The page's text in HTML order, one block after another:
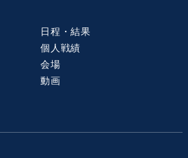
日程・結果
個人戦績
会場
動画